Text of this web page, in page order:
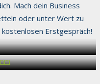
Mach dein Business
oder unter Wert zu
Erstgespräch!